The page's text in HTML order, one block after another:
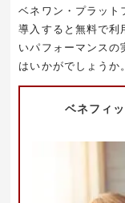
ベネワン・プラット
導入すると無料で利
いパフォーマンスの
はいかがでしょうか。
ベネフィ